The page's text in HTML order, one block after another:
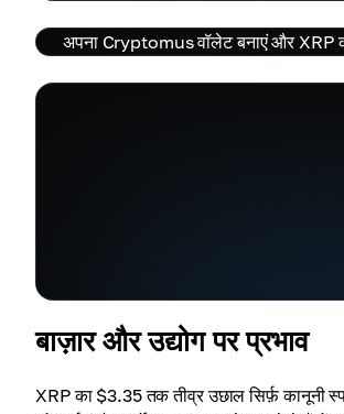
अपना Cryptomus वॉलेट बनाएं और XRP
बाज़ार और उद्योग पर प्रभाव
XRP का $3.35 तक तीव्र उछाल सिर्फ़ कानूनी